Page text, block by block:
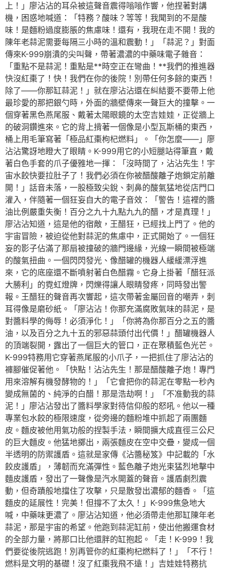
上！」廖沾沾的耳朵被這聲音震得嗡嗡作響，他捏著對講
機，困惑地喊道：「特務？酸味？等等！我聞到的不是酸
味！是麵粉過度膨脹的焦慮味！還有，我現在走不開！我的
陳年老蒜泥需要每隔三小時的溫和震動！」「蒜泥？」對面
傳來K-999崩潰的尖叫聲，帶著濃濃的中藥味電子雜音：
「重點不是蒜泥！重點是**時空正在彎曲！**我們的推進器
快沒紅棗了！快！我們在你的後院！別帶任何多餘的東西！
除了——你那缸蒜泥！」就在廖沾沾還在糾結要不要帶上他
最珍愛的那把銀勺時，外面的牆壁傳來一聲巨大的撞擊。一
個穿著黑色燕尾服、戴著太陽眼鏡的太空吉娃娃，正從牆上
的破洞鑽進來。它的背上揹著一個像是小型瓦斯桶的東西，
桶上用毛筆寫著「極品紅棗枸杞燃料」。「你怎麼——」廖
沾沾驚訝地瞪大了眼睛。K-999用它的小短腿站得筆直，戴
著白色手套的爪子優雅地一揮：「沒時間了，沾沾先生！宇
宙水餃快要拉肚子了！我們必須在你被醋酸離子炮鎖定前離
開！」話音未落，一股極致尖銳、刺鼻的酸氣猛地從店門口
灌入，伴隨著一個狂妄自大的電子音效：「警告！這裡的醬
油比例嚴重失衡！百分之九十九點九九的醋，才是真理！」
廖沾沾知道，這是他的宿敵，王醋狂，已經找上門了。他的
宇宙冒險，被迫從他對蒜泥的焦慮中，正式開始了。一個狂
妄的影子佔滿了那扇被撞破的牆門邊緣，光線一瞬間被極端
的酸氣扭曲。一個閃閃發光、像醋罐的機器人緩緩漂浮進
來，它的底座還不斷噴射著白色醋霧。它身上掛著「醋狂派
大勝利」的霓虹燈牌，閃爍得讓人眼睛發疼，同時發出警
報。王醋狂的聲音再次響起，這次帶著金屬回音的嘲弄，刺
耳得像是磨砂紙。「廖沾沾！你那充滿腐敗氣味的蒜泥，是
對醬料學的侮辱！必須淨化！」「你將為你那百分之五的醬
油，以及百分之九十五的邪惡蒜頭付出代價！」醋罐機器人
的頂端裂開，露出了一個巨大的管口，正在聚積藍色光芒。
K-999特務用它穿著燕尾服的小爪子，一把抓住了廖沾沾的
褲腳催促著他。「快點！沾沾先生！那是醋酸離子炮！專門
用來溶解有機發酵物的！」「它會把你的蒜泥在零點一秒內
變成無菌的、純淨的白醋！那是浩劫啊！」「不准動我的蒜
泥！」廖沾沾發出了醬料學家對待信仰般的怒吼。他以一種
專業包水餃的極限速度，從旁邊的麵粉堆中抓起了兩團麵
皮。麵皮被他用氣功般的捏製手法，瞬間擴大成直徑三公尺
的巨大麵皮。他猛地擲出，兩張麵皮在空中交疊，變成一個
半透明的防禦護盾。這就是家傳《沾醬秘笈》中記載的「水
餃皮護盾」，薄韌而充滿彈性。藍色離子炮光束猛烈地擊中
麵皮護盾，發出了一聲像是汽水開蓋的聲音。護盾劇烈震
動，但奇蹟般地擋住了攻擊，只是散發出濃郁的麵香。「這
麵皮的延展性！完美！但撐不了太久！」K-999焦急地大
喊，中藥味更濃了。廖沾沾知道，他必須帶走他那缸陳年老
蒜泥，那是宇宙的希望。他跑到蒜泥缸前，使出他搬運食材
的全部力量，將那口比他還胖的缸抱起。「走！K-999！我
們要從後院逃跑！別再管你的紅棗枸杞燃料了！」「不行！
燃料是文明的基礎！沒了紅棗我飛不遠！」吉娃娃特務抗